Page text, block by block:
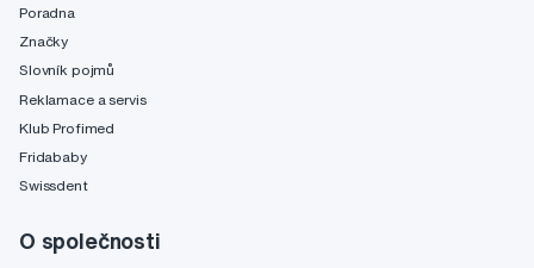
Poradna
Značky
Slovník pojmů
Reklamace a servis
Klub Profimed
Fridababy
Swissdent
O společnosti